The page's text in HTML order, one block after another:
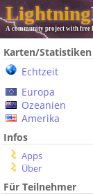
Lightning
A community project with free
Karten/Statistiken
Echtzeit
Europa
Ozeanien
Amerika
Infos
Apps
Über
Für Teilnehmer